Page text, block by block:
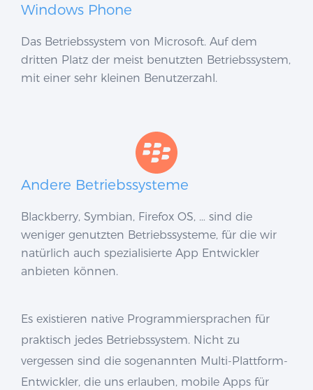
Windows Phone
Das Betriebssystem von Microsoft. Auf dem
dritten Platz der meist benutzten Betriebssystem,
mit einer sehr kleinen Benutzerzahl.
Andere Betriebssysteme
Blackberry, Symbian, Firefox OS, … sind die
weniger genutzten Betriebssysteme, für die wir
natürlich auch spezialisierte App Entwickler
anbieten können.
Es existieren native Programmiersprachen für
praktisch jedes Betriebssystem. Nicht zu
vergessen sind die sogenannten Multi-Plattform-
Entwickler, die uns erlauben, mobile Apps für